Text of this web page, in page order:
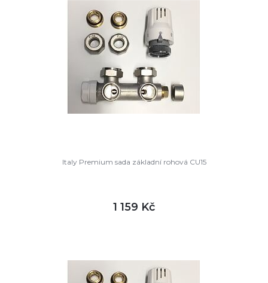
Italy Premium sada základní rohová CU15
1 159 Kč